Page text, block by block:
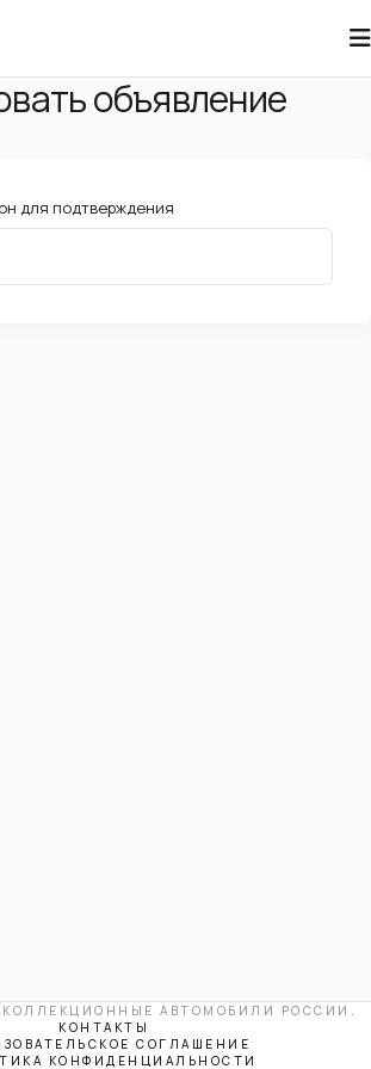
объявление
для подтверждения
КОЛЛЕКЦИОННЫЕ АВТОМОБИЛИ РОССИИ.
КОНТАКТЫ
СОГЛАШЕНИЕ
КОНФИДЕНЦИАЛЬНОСТИ